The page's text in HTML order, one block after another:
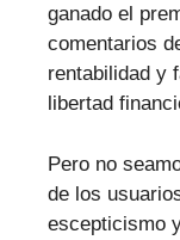
ganado el
comentarios
rentabilidad y
libertad
Pero no
de los
escepticismo